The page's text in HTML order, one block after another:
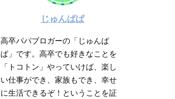
じゅんぱぱ
高卒パパブロガーの「じゅんぱ
ぱ」です。高卒でも好きなことを
「トコトン」やっていけば、楽し
い仕事ができ、家族もでき、幸せ
に生活できるぞ！ということを証